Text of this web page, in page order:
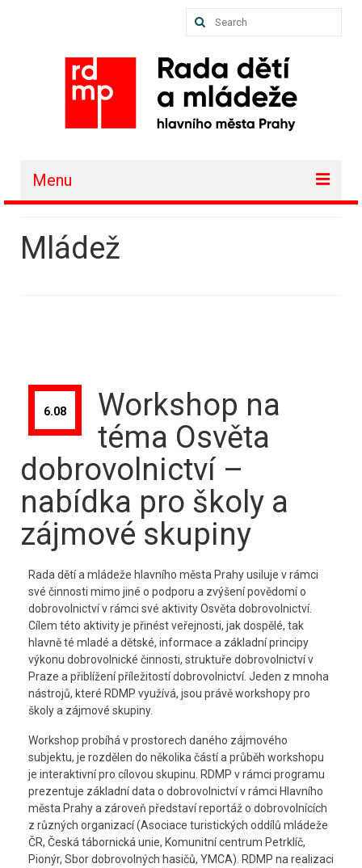
Search
Menu
Akce a projekty
Kontakt
Mládež
6.08
Workshop na
téma Osvěta
dobrovolnictví –
nabídka pro školy a
zájmové skupiny
Rada dětí a mládeže hlavního města Prahy usiluje v rámci
své činnosti mimo jiné o podporu a zvýšení povědomí o
dobrovolnictví v rámci své aktivity Osvěta dobrovolnictví.
Cílem této aktivity je přinést veřejnosti, jak dospělé, tak
hlavně té mladé a dětské, informace a základní principy
výkonu dobrovolnické činnosti, struktuře dobrovolnictví v
Praze a přiblížení příležitostí dobrovolnictví. Jeden z mnoha
nástrojů, které RDMP využívá, jsou právě workshopy pro
školy a zájmové skupiny.
Workshop probíhá v prostorech daného zájmového
subjektu, je rozdělen do několika částí a průběh workshopu
je interaktivní pro cílovou skupinu. RDMP v rámci programu
prezentuje základní data o dobrovolnictví v rámci Hlavního
města Prahy a zároveň představí reportáž o dobrovolnících
z různých organizací (Asociace turistických oddílů mládeže
ČR, Česká tábornická unie, Komunitní centrum Petrklíč,
Pionýr, Sbor dobrovolných hasičů, YMCA). RDMP na realizaci